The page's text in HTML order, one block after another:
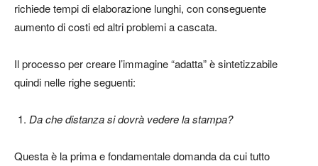
richiede tempi di elaborazione lunghi, con conseguente
aumento di costi ed altri problemi a cascata.
Il processo per creare l’immagine “adatta” è sintetizzabile
quindi nelle righe seguenti:
Da che distanza si dovrà vedere la stampa?
Questa è la prima e fondamentale domanda da cui tutto